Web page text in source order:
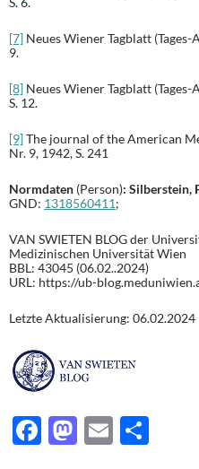
[7] Neues Wiener Tagblatt (Tages-
9.
[8] Neues Wiener Tagblatt (Tages-
S. 12.
[9]The journal of the American
Nr. 9, 1942, S. 241
Normdaten (Person): Silberstein,
GND: 1318560411;
VAN SWIETEN BLOG der
Medizinischen Universität Wien
BBL: 43045 (06.02..2024)
URL: https://ub-
Letzte Aktualisierung: 06.02.2024
F
M E